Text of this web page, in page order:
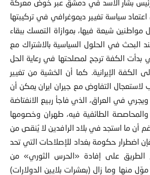
بشار الأسد في دمشق عبر خوض معركة
اعتماد سياسة تغيير ديموغرافي في تركيبتها
مواطنين شيعة فيها، بموازاة التمسك ببقاء
البحث في الحلول السياسية بالاشتراك مع
بدأت الكفة ترجح لمصلحتها في رعاية الحل
الكفة الإيرانية. كما أن الخشية من تغيير
التفاوض مع جيران ايران يمكن أن
في العراق، الذي فاجأ ربيع الانفتاضة
الطائفية فيه، طهران وخصومها
أن ما استجد في بلاد الرافدين لا يُنقص من
اضطرار حكومة بغداد للإصلاحات التي تحد
على إفادة «الحرس الثوري» من
موّل منها وما زال (بعشرات بلايين الدولارات)